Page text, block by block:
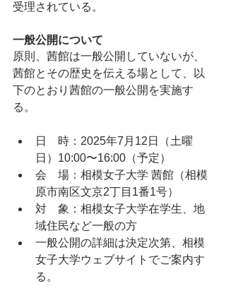
受理されている。
一般公開について
原則、茜館は一般公開していないが、
茜館とその歴史を伝える場として、以
下のとおり茜館の一般公開を実施す
る。
日　時：2025年7月12日（土曜
日）10:00〜16:00（予定）
会　場：相模女子大学 茜館（相模
原市南区文京2丁目1番1号）
対　象：相模女子大学在学生、地
域住民など一般の方
一般公開の詳細は決定次第、相模
女子大学ウェブサイトでご案内す
る。